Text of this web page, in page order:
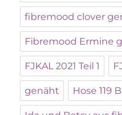
fibremood clover
Fibremood Ermine
FJKAL 2021 Teil 1
genäht Hose 119